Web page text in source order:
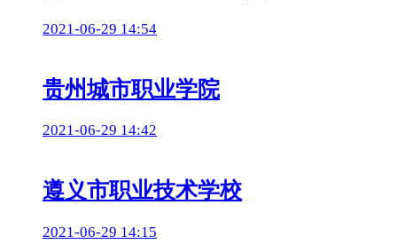
2021-06-29 14:54
贵州城市职业学院
2021-06-29 14:42
遵义市职业技术学校
2021-06-29 14:15